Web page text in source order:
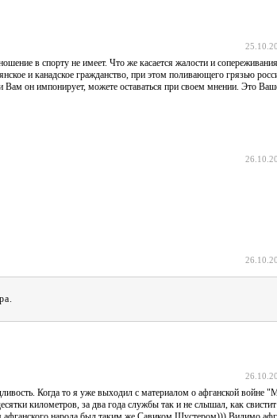
в спорту не имеет. Что же касается жалости и
и канадское гражданство, при этом поливающего грязью
он импонирует, можете оставаться при своем мнении. Это
Когда то я уже выходил с материалом о афганской войне
километров, за два года службы так и не слышал, как свистит